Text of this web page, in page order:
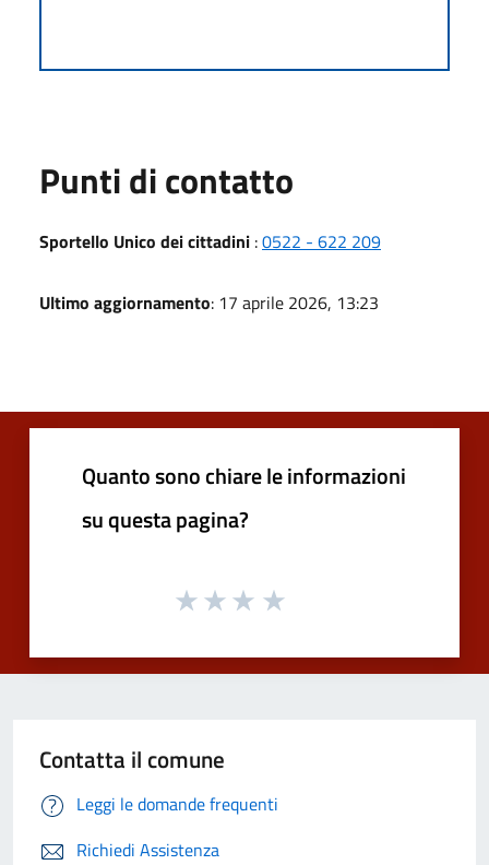
Punti di contatto
Sportello Unico dei cittadini :0522 - 622 209
Ultimo aggiornamento: 17 aprile 2026, 13:23
Quanto sono chiare le informazioni
su questa pagina?
Contatta il comune
Leggi le domande frequenti
Richiedi Assistenza